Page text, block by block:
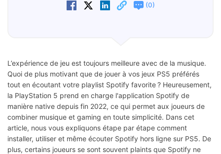
(0)
L’expérience de jeu est toujours meilleure avec de la musique.
Quoi de plus motivant que de jouer à vos jeux PS5 préférés
tout en écoutant votre playlist Spotify favorite ? Heureusement,
la PlayStation 5 prend en charge l'application Spotify de
manière native depuis fin 2022, ce qui permet aux joueurs de
combiner musique et gaming en toute simplicité. Dans cet
article, nous vous expliquons étape par étape comment
installer, utiliser et même écouter Spotify hors ligne sur PS5. De
plus, certains joueurs se sont souvent plaints que Spotify ne